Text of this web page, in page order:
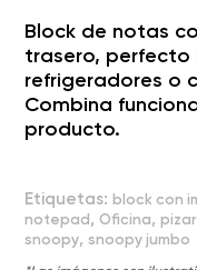
Block de notas
trasero, perfecto
refrigeradores o
Combina
producto.
Etiquetas:block con
notepad, Oficina,
snoopy,snoopy jumbo